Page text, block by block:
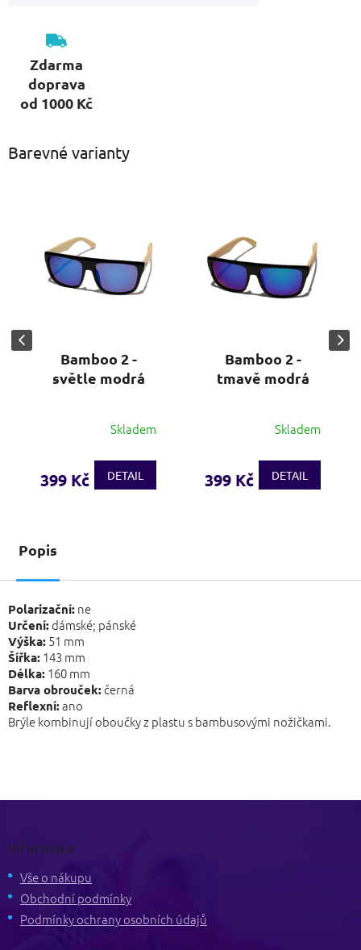
Zdarma
doprava
od 1000 Kč
Barevné varianty
Bamboo 2 -
světle modrá
Skladem
399 Kč DETAIL
Bamboo 2 -
tmavě modrá
Skladem
399 Kč DETAIL
Popis
Polarizační: ne
Určení:dámské; pánské
Výška: 51 mm
Šířka: 143 mm
Délka: 160 mm
Barva obrouček: černá
Reflexní:ano
Brýle kombinují oboučky z plastu s bambusovými nožičkami.
Informace
Vše o nákupu
Obchodní podmínky
Podmínky ochrany osobních údajů